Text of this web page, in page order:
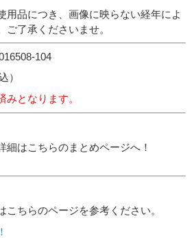
用品につき、画像に映らない経年によ
ご了承くださいませ。
104
）
となります。
はこちらのまとめページへ！
ちらのページを参考ください。